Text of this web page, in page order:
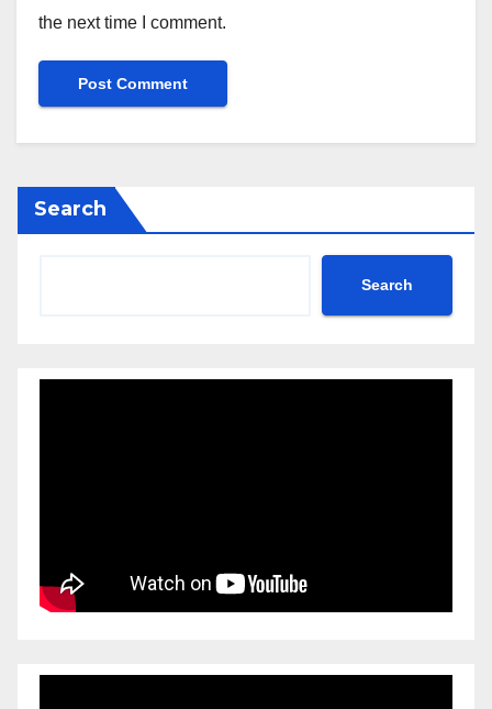
the next time I comment.
Search
Search